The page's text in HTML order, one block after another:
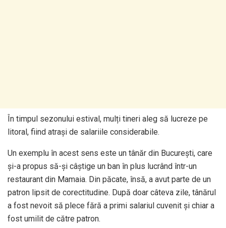
În timpul sezonului estival, mulți tineri aleg să lucreze pe
litoral, fiind atrași de salariile considerabile.
Un exemplu în acest sens este un tânăr din București, care
și-a propus să-și câștige un ban în plus lucrând într-un
restaurant din Mamaia. Din păcate, însă, a avut parte de un
patron lipsit de corectitudine. După doar câteva zile, tânărul
a fost nevoit să plece fără a primi salariul cuvenit și chiar a
fost umilit de către patron.